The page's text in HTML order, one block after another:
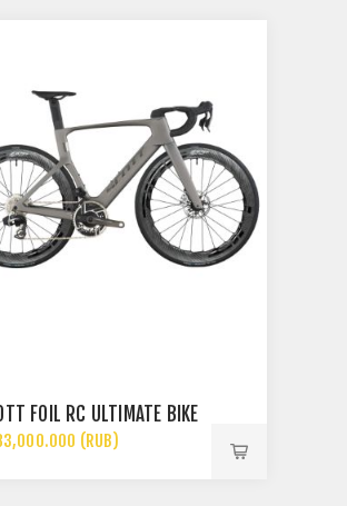
FOIL RC ULTIMATE BIKE
(RUB)